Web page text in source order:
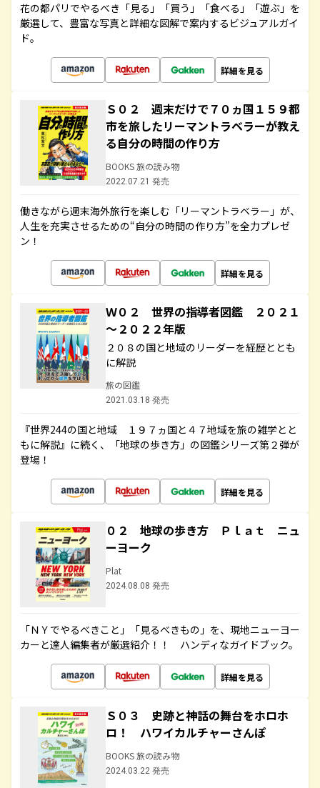
花の都パリでやるべき「見る」「買う」「食べる」「遊ぶ」を
厳選して、豊富な写真と詳細な図解で案内するビジュアルガイ
ド。
詳細を見る
Ｓ０２ 週末だけで７０ヵ国１５９都
市を旅したリーマントラベラーが教え
る自分の時間の作り方
BOOKS 旅の読み物
2022.07.21 発売
働きながら週末海外旅行を楽しむ「リーマントラベラー」が、
人生を充実させるための“自分の時間の作り方”を全力プレゼ
ン！
詳細を見る
Ｗ０２ 世界の指導者図鑑 ２０２１
～２０２２年版
２０８の国と地域のリーダーを経歴ととも
に解説
旅の図鑑
2021.03.18 発売
『世界244の国と地域 １９７ヵ国と４７地域を旅の雑学とと
もに解説』に続く、「地球の歩き方」の図鑑シリーズ第２弾が
登場！
詳細を見る
０２ 地球の歩き方 Ｐｌａｔ ニュ
ーヨーク
Plat
2024.08.08 発売
「ＮＹでやるべきこと」「見るべきもの」を、現地ニューヨー
カーと達人編集者が厳選紹介！！ ハンディなガイドブック。
詳細を見る
Ｓ０３ 史跡と神話の舞台をホロホ
ロ！ ハワイカルチャーさんぽ
BOOKS 旅の読み物
2024.03.22 発売